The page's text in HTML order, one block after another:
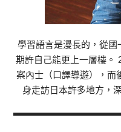
學習語言是漫長的，從國
期許自己能更上一層樓。
案內士（口譯導遊），而
身走訪日本許多地方，